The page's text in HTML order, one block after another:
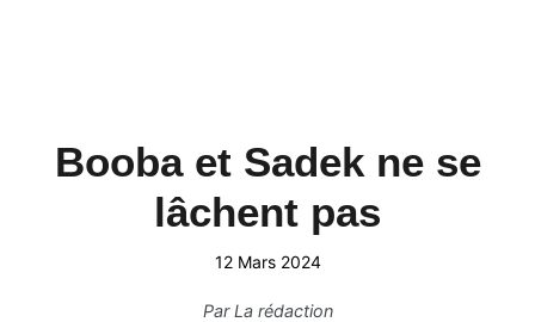
Booba et Sadek ne se
lâchent pas
12 Mars 2024
ParLa rédaction